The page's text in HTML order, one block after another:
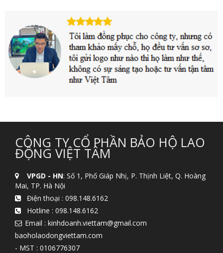
CÔNG TY CỔ PHẦN BẢO HỘ LAO
ĐỘNG VIỆT TÂM
VPGD - HN: Số 1, Phố Giáp Nhị, P. Thịnh Liệt, Q. Hoàng
Mai, TP. Hà Nội
Điện thoại : 098.148.6162
Hotline : 098.148.6162
Email : kinhdoanh.viettam@gmail.com
baoholaodongviettam.com
- MST : 0106776307